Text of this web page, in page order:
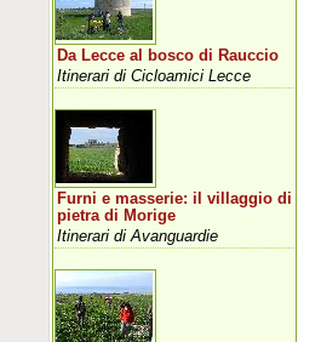
Da Lecce al bosco di Rauccio
Itinerari di Cicloamici Lecce
Furni e masserie: il villaggio di
pietra di Morige
Itinerari di Avanguardie